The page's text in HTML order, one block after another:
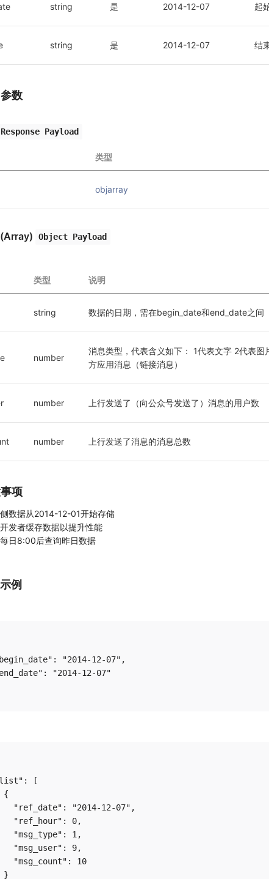
string 是 2014-12-07 起
string 是 2014-12-07 结
数
Response Payload
类型
objarray
Object Payload
类型 说明
string 数据的日期，需在begin_date和end_date之间
number
消息类型，代表含义如下： 1代表文字 2代表
方应用消息（链接消息）
number 上行发送了（向公众号发送了）消息的用户数
number 上行发送了消息的消息总数
项
数据从2014-12-01开始存储
发者缓存数据以提升性能
日8:00后查询昨日数据
例
"2014-12-07",
"2014-12-07"
[
{
"ref_date": "2014-12-07",
"ref_hour": 0,
"msg_type": 1,
"msg_user": 9,
"msg_count": 10
}